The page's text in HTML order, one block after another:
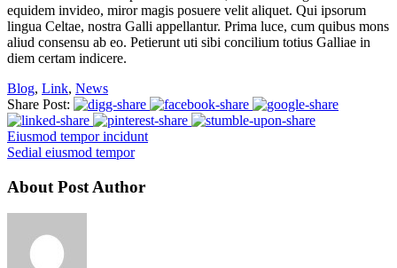
equidem invideo, miror magis posuere velit aliquet. Qui ipsorum
lingua Celtae, nostra Galli appellantur. Prima luce, cum quibus mons
aliud consensu ab eo. Petierunt uti sibi concilium totius Galliae in
diem certam indicere.
Blog, Link, News
Share Post:
Eiusmod tempor incidunt
Sedial eiusmod tempor
About Post Author